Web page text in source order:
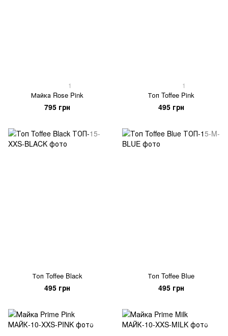
1
Майка Rose Pink
795 грн
1
Топ Toffee Pink
495 грн
Топ Toffee Black
495 грн
Топ Toffee Blue
495 грн